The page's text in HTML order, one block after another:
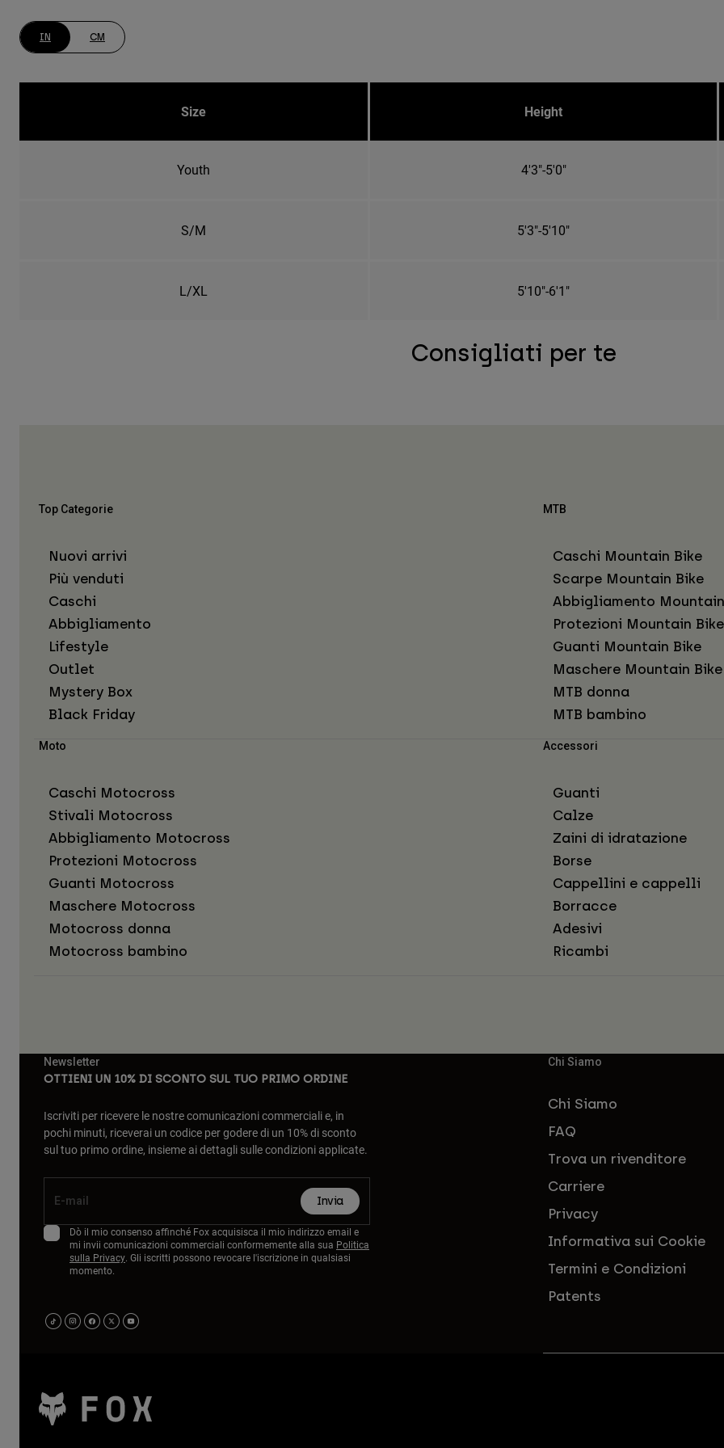
IN CM
Size Height
Youth 4'3"-5'0"
S/M 5'3"-5'10"
L/XL 5'10"-6'1"
Consigliati per te
Top Categorie
Nuovi arrivi
Più venduti
Caschi
Abbigliamento
Lifestyle
Outlet
Mystery Box
Black Friday
MTB
Caschi Mountain Bike
Scarpe Mountain Bike
Abbigliamento
Protezioni Mountain Bike
Guanti Mountain Bike
Maschere Mountain Bike
MTB donna
MTB bambino
Moto
Caschi Motocross
Stivali Motocross
Abbigliamento Motocross
Protezioni Motocross
Guanti Motocross
Maschere Motocross
Motocross donna
Motocross bambino
Accessori
Guanti
Calze
Zaini di idratazione
Borse
Cappellini e cappelli
Borracce
Adesivi
Ricambi
Newsletter
OTTIENI UN 10% DI SCONTO SUL TUO PRIMO ORDINE
Iscriviti per ricevere le nostre comunicazioni commerciali e, in
pochi minuti, riceverai un codice per godere di un 10% di sconto
sul tuo primo ordine, insieme ai dettagli sulle condizioni applicate.
Invia
Dò il mio consenso affinché Fox acquisisca il mio indirizzo email e
mi invii comunicazioni commerciali conformemente alla sua Politica
sulla Privacy. Gli iscritti possono revocare l'iscrizione in qualsiasi
momento.
Chi Siamo
Chi Siamo
FAQ
Trova un rivenditore
Carriere
Privacy
Informativa sui Cookie
Termini e Condizioni
Patents